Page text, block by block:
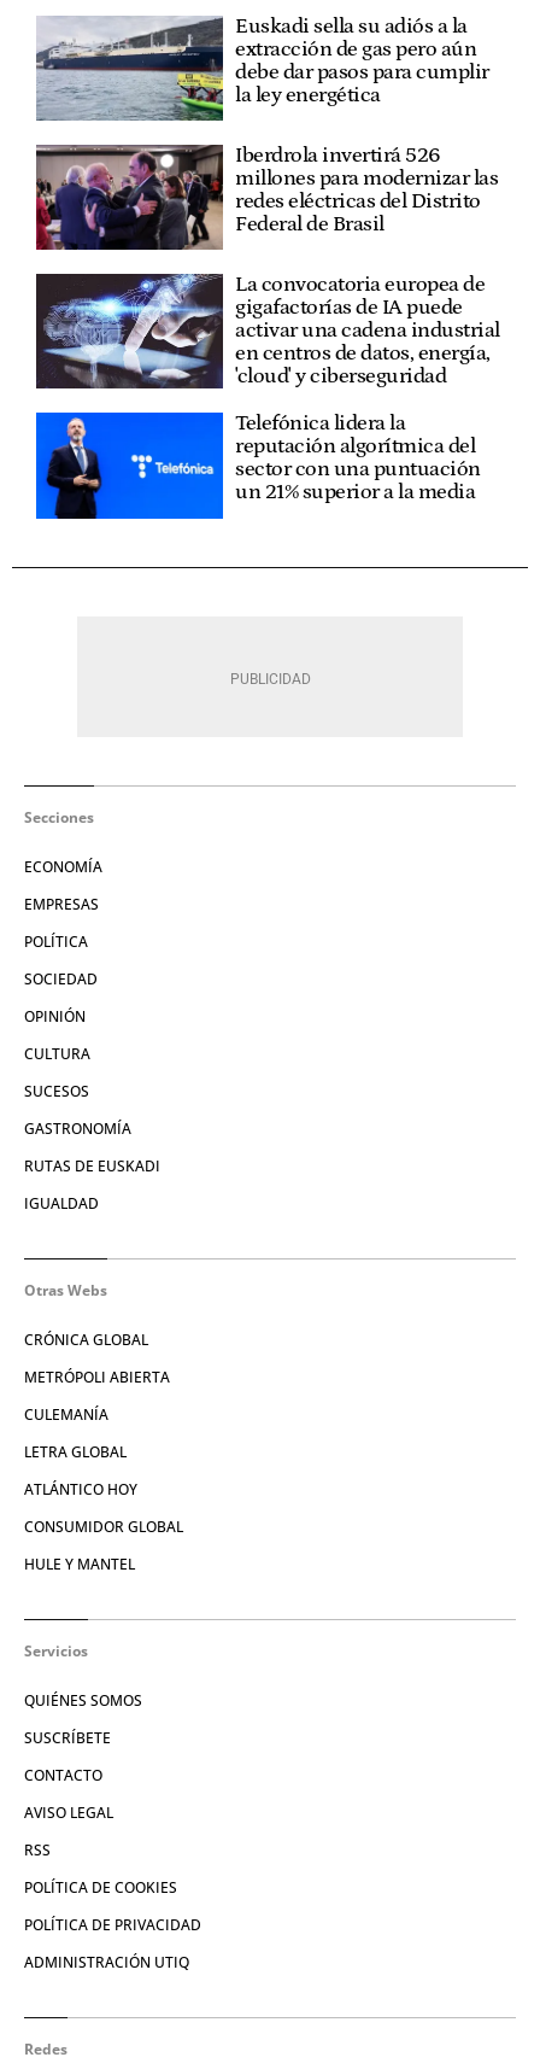
Euskadi sella su adiós a la
extracción de gas pero aún
debe dar pasos para cumplir
la ley energética
Iberdrola invertirá 526
millones para modernizar las
redes eléctricas del Distrito
Federal de Brasil
La convocatoria europea de
gigafactorías de IA puede
activar una cadena industrial
en centros de datos, energía,
'cloud' y ciberseguridad
Telefónica lidera la
reputación algorítmica del
sector con una puntuación
un 21% superior a la media
Secciones
ECONOMÍA
EMPRESAS
POLÍTICA
SOCIEDAD
OPINIÓN
CULTURA
SUCESOS
GASTRONOMÍA
RUTAS DE EUSKADI
IGUALDAD
Otras Webs
CRÓNICA GLOBAL
METRÓPOLI ABIERTA
CULEMANÍA
LETRA GLOBAL
ATLÁNTICO HOY
CONSUMIDOR GLOBAL
HULE Y MANTEL
Servicios
QUIÉNES SOMOS
SUSCRÍBETE
CONTACTO
AVISO LEGAL
RSS
POLÍTICA DE COOKIES
POLÍTICA DE PRIVACIDAD
ADMINISTRACIÓN UTIQ
Redes